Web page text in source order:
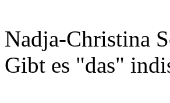
Nadja-Christina
Gibt es "das"